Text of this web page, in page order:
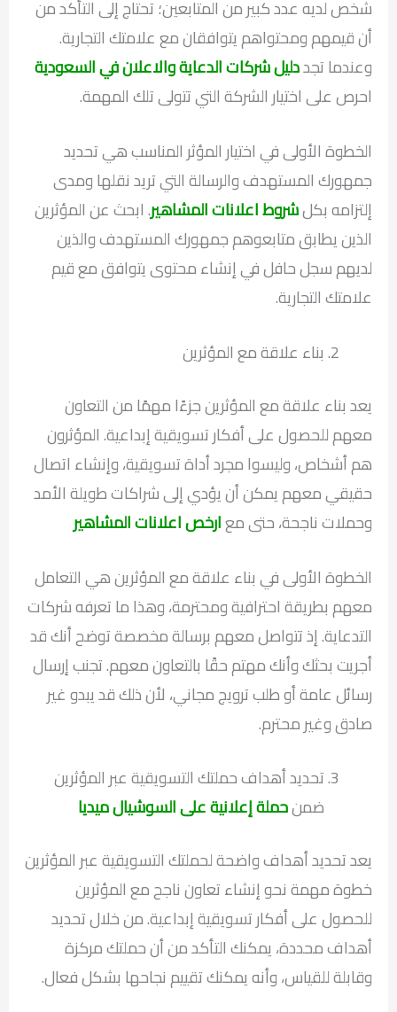
شخص لديه عدد كبير من المتابعين؛ تحتاج إلى التأكد من
أن قيمهم ومحتواهم يتوافقان مع علامتك التجارية.
وعندما تجددليل شركات الدعاية والاعلان في السعودية
احرص على اختيار الشركة التي تتولى تلك المهمة.
الخطوة الأولى في اختيار المؤثر المناسب هي تحديد
جمهورك المستهدف والرسالة التي تريد نقلها ومدى
إلتزامه بكلشروط اعلانات المشاهير. ابحث عن المؤثرين
الذين يطابق متابعوهم جمهورك المستهدف والذين
لديهم سجل حافل في إنشاء محتوى يتوافق مع قيم
علامتك التجارية.
بناء علاقة مع المؤثرين
يعد بناء علاقة مع المؤثرين جزءًا مهمًا من التعاون
معهم للحصول على أفكار تسويقية إبداعية. المؤثرون
هم أشخاص، وليسوا مجرد أداة تسويقية، وإنشاء اتصال
حقيقي معهم يمكن أن يؤدي إلى شراكات طويلة الأمد
وحملات ناجحة، حتى معارخص اعلانات المشاهير
الخطوة الأولى في بناء علاقة مع المؤثرين هي التعامل
معهم بطريقة احترافية ومحترمة، وهذا ما تعرفه شركات
التدعاية. إذ تتواصل معهم برسالة مخصصة توضح أنك قد
أجريت بحثك وأنك مهتم حقًا بالتعاون معهم. تجنب إرسال
رسائل عامة أو طلب ترويج مجاني، لأن ذلك قد يبدو غير
صادق وغير محترم.
تحديد أهداف حملتك التسويقية عبر المؤثرين
ضمنحملة إعلانية على السوشيال ميديا
يعد تحديد أهداف واضحة لحملتك التسويقية عبر المؤثرين
خطوة مهمة نحو إنشاء تعاون ناجح مع المؤثرين
للحصول على أفكار تسويقية إبداعية. من خلال تحديد
أهداف محددة، يمكنك التأكد من أن حملتك مركزة
وقابلة للقياس، وأنه يمكنك تقييم نجاحها بشكل فعال.